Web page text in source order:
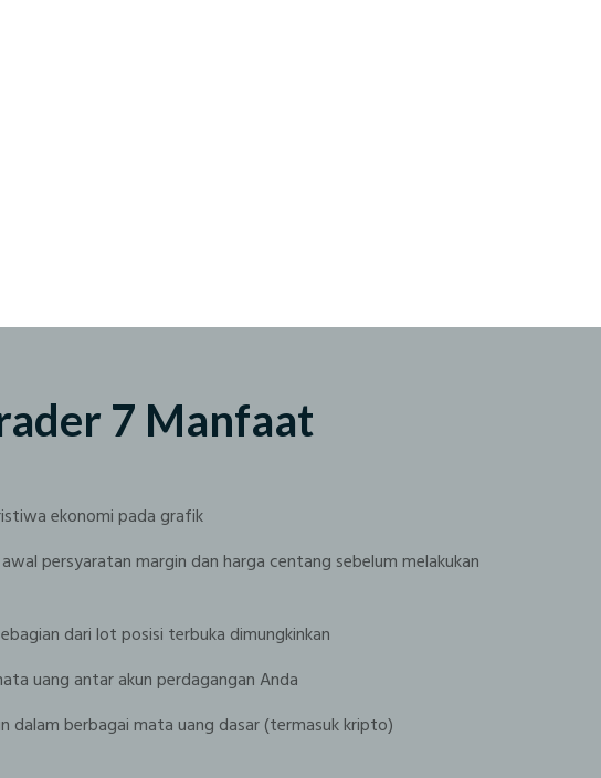
7 Manfaat
ekonomi pada grafik
persyaratan margin dan harga centang sebelum melakukan
dari lot posisi terbuka dimungkinkan
uang antar akun perdagangan Anda
dalam berbagai mata uang dasar (termasuk kripto)